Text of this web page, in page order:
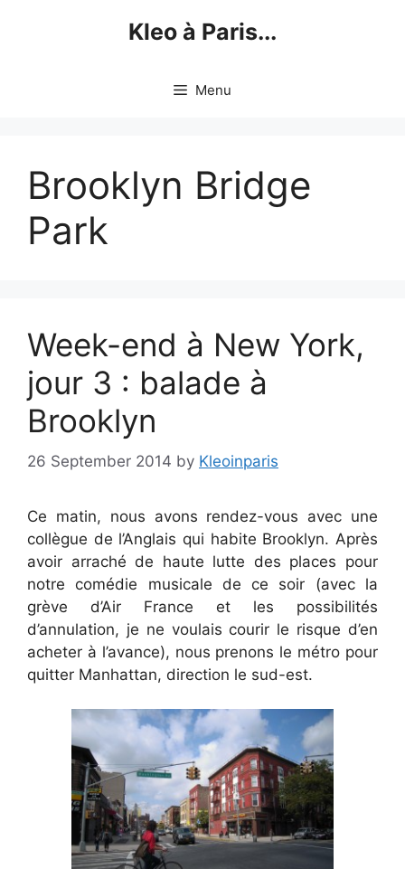
Kleo à Paris...
Menu
Brooklyn Bridge
Park
Week-end à New York,
jour 3 : balade à
Brooklyn
26 September 2014 by Kleoinparis
Ce matin, nous avons rendez-vous avec une
collègue de l’Anglais qui habite Brooklyn. Après
avoir arraché de haute lutte des places pour
notre comédie musicale de ce soir (avec la
grève d’Air France et les possibilités
d’annulation, je ne voulais courir le risque d’en
acheter à l’avance), nous prenons le métro pour
quitter Manhattan, direction le sud-est.